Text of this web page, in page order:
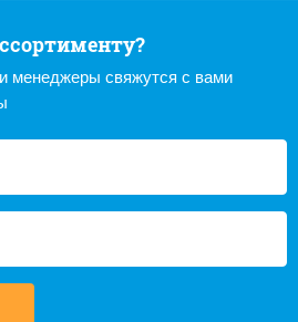
менеджеры свяжутся с вами